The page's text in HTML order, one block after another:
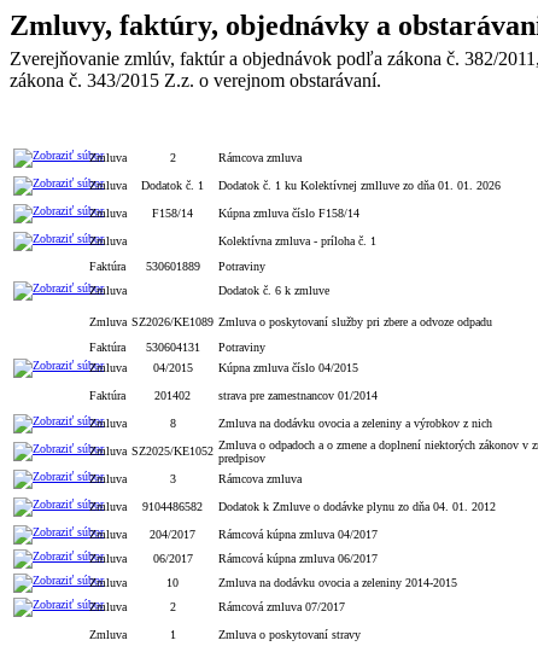
Zmluvy, faktúry, objednávky a
Zverejňovanie zmlúv, faktúr a objednávok podľa zákona č. 382/
zákona č. 343/2015 Z.z. o verejnom obstarávaní.
Zmluva
2 Rámcova zmluva
Zmluva Dodatok č. 1 Dodatok č. 1 ku Kolektívnej zmlluve zo dňa 01. 01. 2026
Zmluva F158/14 Kúpna zmluva číslo F158/14
Zmluva Kolektívna zmluva - príloha č. 1
Faktúra
530601889 Potraviny
Zmluva
Dodatok č. 6 k zmluve
Zmluva SZ2026/KE1089 Zmluva o poskytovaní služby pri zbere a odvoze odpadu
Faktúra
530604131 Potraviny
Zmluva
04/2015 Kúpna zmluva číslo 04/2015
Faktúra 201402 strava pre zamestnancov 01/2014
Zmluva 8 Zmluva na dodávku ovocia a zeleniny a výrobkov z nich
Zmluva SZ2025/KE1052 Zmluva o odpadoch a o zmene a doplnení niektorých zákonov v
predpisov
Zmluva 3 Rámcova zmluva
Zmluva 9104486582 Dodatok k Zmluve o dodávke plynu zo dňa 04. 01. 2012
Zmluva 204/2017 Rámcová kúpna zmluva 04/2017
Zmluva
06/2017 Rámcová kúpna zmluva 06/2017
Zmluva
10 Zmluva na dodávku ovocia a zeleniny 2014-2015
Zmluva
2 Rámcová zmluva 07/2017
Zmluva 1 Zmluva o poskytovaní stravy